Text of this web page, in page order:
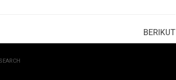
BERIKUT
SEARCH